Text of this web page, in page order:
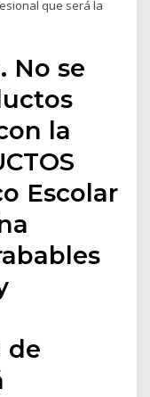
que será la
No se
la
Escolar
de